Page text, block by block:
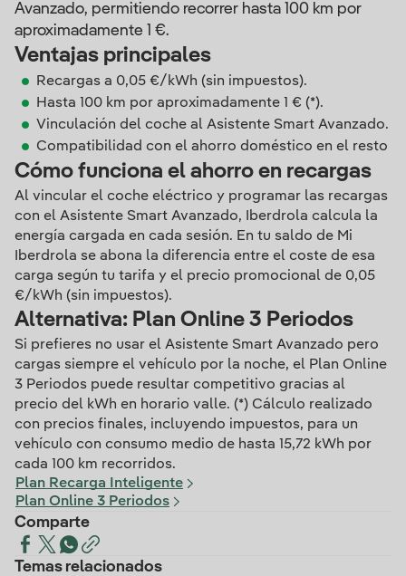
Avanzado, permitiendo recorrer hasta 100 km por
aproximadamente 1 €.
Ventajas principales
Recargas a 0,05 €/kWh (sin impuestos).
Hasta 100 km por aproximadamente 1 € (*).
Vinculación del coche al Asistente Smart Avanzado.
Compatibilidad con el ahorro doméstico en el resto
Cómo funciona el ahorro en recargas
Al vincular el coche eléctrico y programar las recargas
con el Asistente Smart Avanzado, Iberdrola calcula la
energía cargada en cada sesión. En tu saldo de Mi
Iberdrola se abona la diferencia entre el coste de esa
carga según tu tarifa y el precio promocional de 0,05
€/kWh (sin impuestos).
Alternativa: Plan Online 3 Periodos
Si prefieres no usar el Asistente Smart Avanzado pero
cargas siempre el vehículo por la noche, el Plan Online
3 Periodos puede resultar competitivo gracias al
precio del kWh en horario valle. (*) Cálculo realizado
con precios finales, incluyendo impuestos, para un
vehículo con consumo medio de hasta 15,72 kWh por
cada 100 km recorridos.
Plan Recarga Inteligente
Plan Online 3 Periodos
Comparte
Temas relacionados